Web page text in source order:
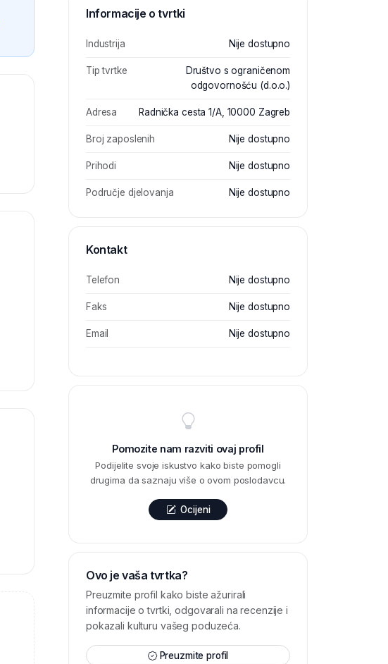
Informacije o tvrtki
Industrija Nije dostupno
Tip tvrtke
Društvo s ograničenom
odgovornošću (d.o.o.)
Adresa Radnička cesta 1/A, 10000 Zagreb
Broj zaposlenih Nije dostupno
Prihodi Nije dostupno
Područje djelovanja Nije dostupno
Kontakt
Telefon Nije dostupno
Faks Nije dostupno
Email Nije dostupno
Pomozite nam razviti ovaj profil
Podijelite svoje iskustvo kako biste pomogli
drugima da saznaju više o ovom poslodavcu.
Ocijeni
Ovo je vaša tvrtka?
Preuzmite profil kako biste ažurirali
informacije o tvrtki, odgovarali na recenzije i
pokazali kulturu vašeg poduzeća.
Preuzmite profil